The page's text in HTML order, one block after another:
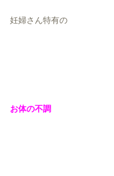
妊婦さん特有の
お体の不調